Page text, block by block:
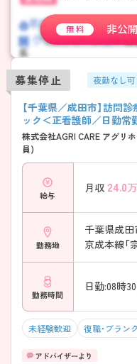
募集停止 夜勤なし可
【千葉県／成田市】訪問
ック＜正看護師／日勤常
株式会社AGRI CARE アグリ
員)
給与
月収 24.0
勤務地
千葉県成田
京成本線「
勤務時間
日勤:08時
未経験歓迎 復職・ブラン